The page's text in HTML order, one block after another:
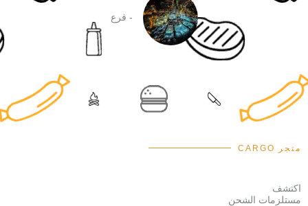
- فرع
متجر CARGO
اكتشف
مستلزمات الشحن